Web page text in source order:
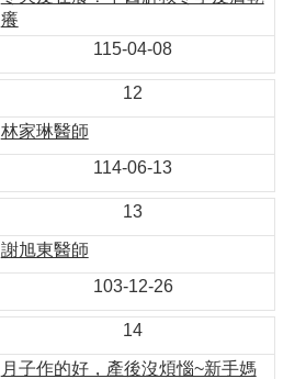
癢
115-04-08
12
林家琳醫師
114-06-13
13
謝旭東醫師
103-12-26
14
月子作的好，產後沒煩惱~新手媽